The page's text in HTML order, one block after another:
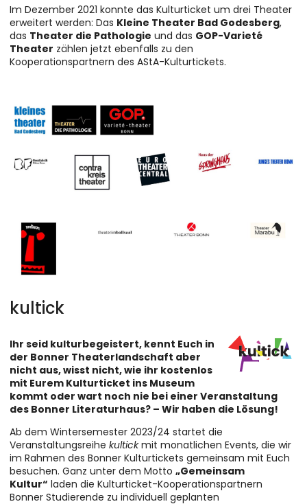
Im Dezember 2021 konnte das Kulturticket um drei Theater
erweitert werden: Das Kleine Theater Bad Godesberg,
das Theater die Pathologie und das GOP-Varieté
Theater zählen jetzt ebenfalls zu den
Kooperationspartnern des AStA-Kulturtickets.
kultick
Ihr seid kulturbegeistert, kennt Euch in
der Bonner Theaterlandschaft aber
nicht aus, wisst nicht, wie ihr kostenlos
mit Eurem Kulturticket ins Museum
kommt oder wart noch nie bei einer Veranstaltung
des Bonner Literaturhaus? – Wir haben die Lösung!
Ab dem Wintersemester 2023/24 startet die
Veranstaltungsreihe kultickmit monatlichen Events, die wir
im Rahmen des Bonner Kulturtickets gemeinsam mit Euch
besuchen. Ganz unter dem Motto „Gemeinsam
Kultur“ laden die Kulturticket-Kooperationspartnern
Bonner Studierende zu individuell geplanten